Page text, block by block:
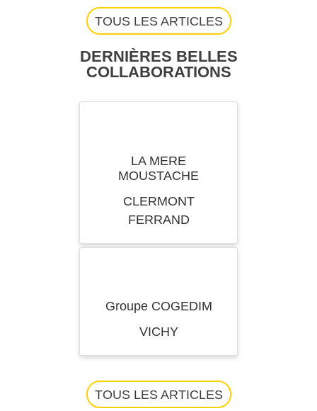
TOUS LES ARTICLES
DERNIÈRES BELLES
COLLABORATIONS
LA MERE
MOUSTACHE
CLERMONT
FERRAND
Groupe COGEDIM
VICHY
TOUS LES ARTICLES